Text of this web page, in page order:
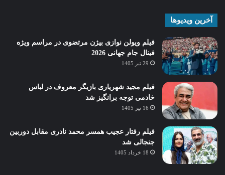
آخرین ویدیوها
فیلم ویولن نوازی بیژن مرتضوی در مراسم ویژه
فینال جام جهانی 2026
29 تیر 1405
فیلم مجید شهریاری بازیگر معروف در لباس
خادمی توجه برانگیز شد
16 تیر 1405
فیلم رفتار عجیب همسر محمد نادری مقابل دوربین
جنجالی شد
18 خرداد 1405